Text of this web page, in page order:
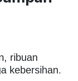
ribuan
kebersihan.